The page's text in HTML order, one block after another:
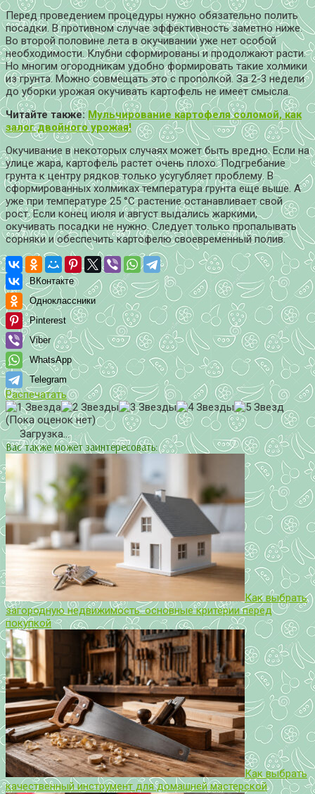
Перед проведением процедуры нужно обязательно полить
посадки. В противном случае эффективность заметно ниже.
Во второй половине лета в окучивании уже нет особой
необходимости. Клубни сформированы и продолжают расти.
Но многим огородникам удобно формировать такие холмики
из грунта. Можно совмещать это с прополкой. За 2-3 недели
до уборки урожая окучивать картофель не имеет смысла.
Читайте также:Мульчирование картофеля соломой, как
залог двойного урожая!
Окучивание в некоторых случаях может быть вредно. Если на
улице жара, картофель растет очень плохо. Подгребание
грунта к центру рядков только усугубляет проблему. В
сформированных холмиках температура грунта еще выше. А
уже при температуре 25 °C растение останавливает свой
рост. Если конец июля и август выдались жаркими,
окучивать посадки не нужно. Следует только пропалывать
сорняки и обеспечить картофелю своевременный полив.
ВКонтакте
Одноклассники
Pinterest
Viber
WhatsApp
Telegram
Распечатать
(Пока оценок нет)
Загрузка...
Вас также может заинтересовать:
Как выбрать
загородную недвижимость: основные критерии перед
покупкой
Как выбрать
качественный инструмент для домашней мастерской